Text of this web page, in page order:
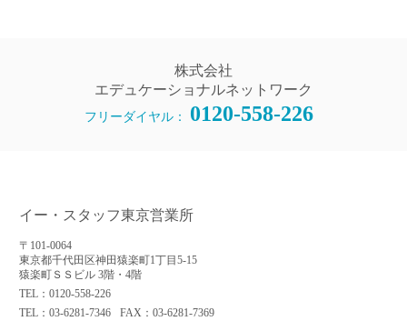
株式会社
エデュケーショナルネットワーク
フリーダイヤル： 0120-558-226
イー・スタッフ東京営業所
〒101-0064
東京都千代田区神田猿楽町1丁目5-15
猿楽町ＳＳビル 3階・4階
TEL：0120-558-226
TEL：03-6281-7346
FAX：03-6281-7369